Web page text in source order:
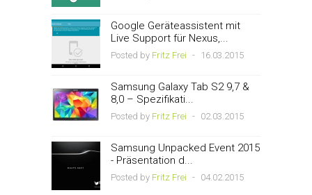
Google Geräteassistent mit
Live Support für Nexus,...
Posted by Fritz Frei - 16.03.2015
Samsung Galaxy Tab S2 9,7 &
8,0 – Spezifikati...
Posted by Fritz Frei - 02.03.2015
Samsung Unpacked Event 2015
- Präsentation d...
Posted by Fritz Frei - 04.02.2015